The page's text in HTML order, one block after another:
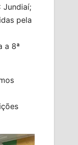
Jundiaí;
pela
a 8ª